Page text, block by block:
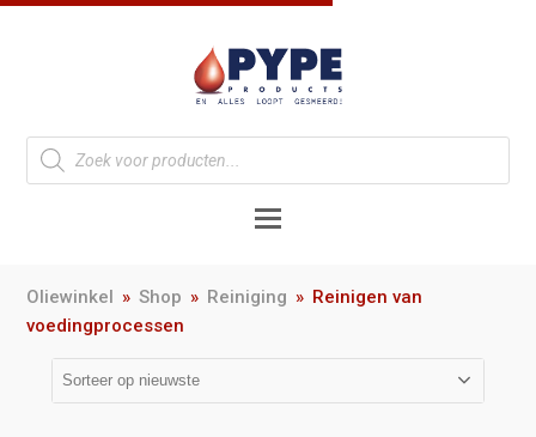
Oliewinkel » Shop » Reiniging » Reinigen van
voedingprocessen